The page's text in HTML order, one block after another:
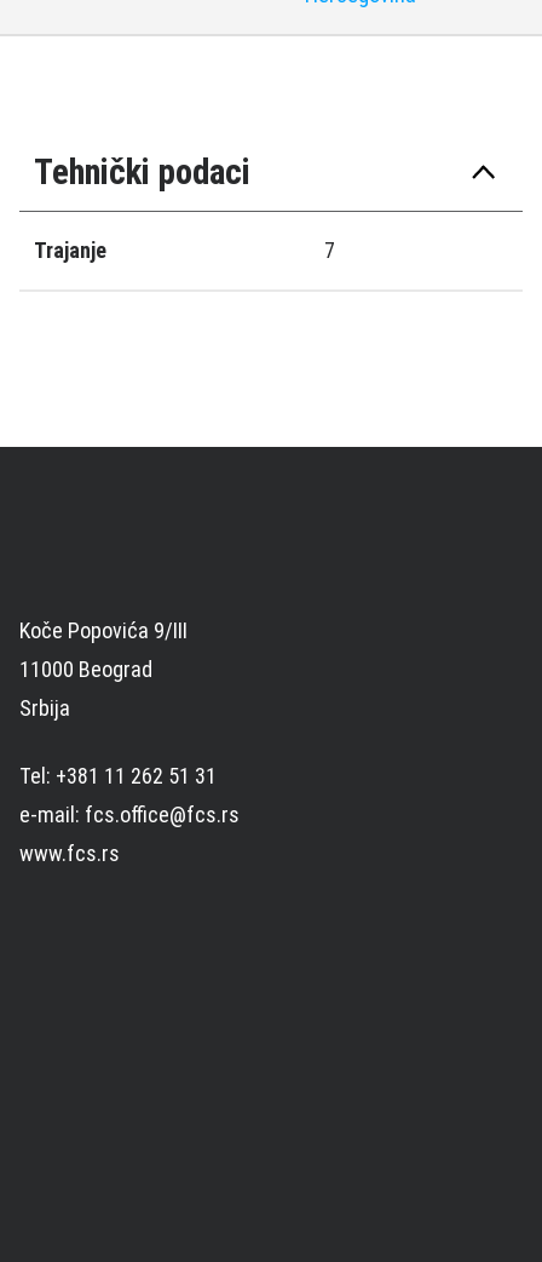
Tehnički podaci
Trajanje 7
Koče Popovića 9/III
11000 Beograd
Srbija
Tel: +381 11 262 51 31
e-mail: fcs.office@fcs.rs
www.fcs.rs